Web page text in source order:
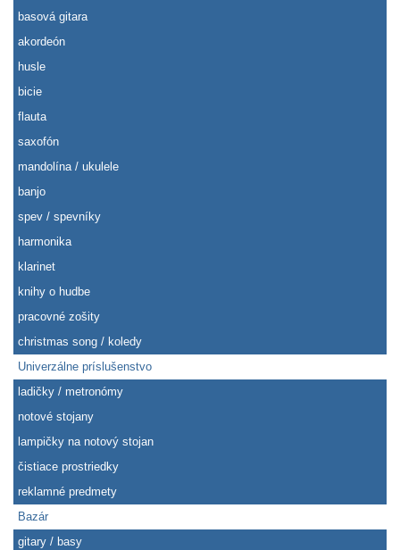
basová gitara
akordeón
husle
bicie
flauta
saxofón
mandolína / ukulele
banjo
spev / spevníky
harmonika
klarinet
knihy o hudbe
pracovné zošity
christmas song / koledy
Univerzálne príslušenstvo
ladičky / metronómy
notové stojany
lampičky na notový stojan
čistiace prostriedky
reklamné predmety
Bazár
gitary / basy